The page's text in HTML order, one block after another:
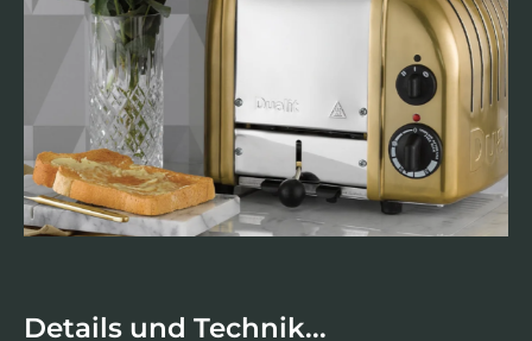
Details und Technik...